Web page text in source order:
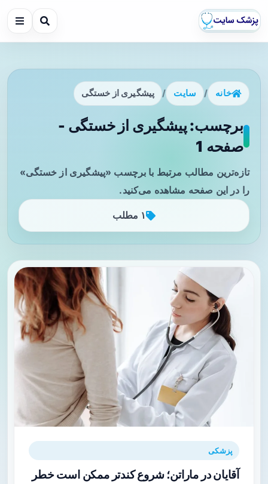
خانه / سایت / پیشگیری از خستگی
برچسب: پیشگیری از خستگی -
صفحه 1
تازه‌ترین مطالب مرتبط با برچسب «پیشگیری از خستگی»
را در این صفحه مشاهده می‌کنید.
۱ مطلب
پزشکی
آقایان در ماراتن؛ شروع کندتر ممکن است خطر